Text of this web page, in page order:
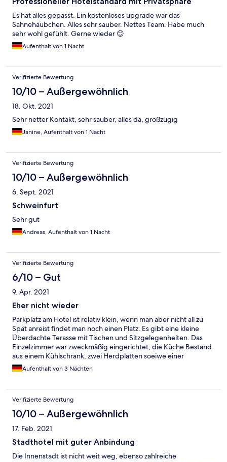
Es hat alles gepasst. Ein kostenloses upgrade war das
Sahnehäubchen. Alles sehr sauber. Nettes Team. Habe much
sehr wohl gefühlt. Gerne wieder 😊
Aufenthalt von 1 Nacht
Verifizierte Bewertung
10/10 – Außergewöhnlich
18. Okt. 2021
Sehr netter Kontakt, sehr sauber, alles da, großzügig
Janine, Aufenthalt von 1 Nacht
Verifizierte Bewertung
10/10 – Außergewöhnlich
6. Sept. 2021
Schweinfurt
Sehr gut
Andreas, Aufenthalt von 1 Nacht
Verifizierte Bewertung
6/10 – Gut
9. Apr. 2021
Eher nicht wieder
Parkplatz am Hotel ist relativ klein, wenn man aber nicht all zu
Spät anreist findet man noch einen Platz. Es gibt eine kleine
Überdachte Terasse mit Tischen und Sitzgelegenheiten. Das
Einzelzimmer war zweckmäßig eingerichtet, die Küche Bestand
aus einem Kühlschrank, zwei Herdplatten soeiwe einer
Mikrowelle. Toaster Wasserkocher sowie Kochutensilien waren
vorhanden. So richtig Premium war das Zimmer nicht. Richtig
den Schrankgriffen oder Fensterbänken, überall war noch
Dreack und Staub. Leider konnte ich hier nicht gut schlafen. Die
Matraze war extrem durchgelegen und sollte dringend
ausgetauscht werden. Mit geöffnetem Fenster kann man auf
Grund des Straßenlärms nicht schlafen. Das Haus war extrem
hellhörig. Jedes Wort aus dem Nachbarzimmer konnte man
verstehen. Morgens brauchte man keinen Wecker, das das
aufschließen und Betätigen der Zimmertüren so extrem laut
Aufenthalt von 3 Nächten
Verifizierte Bewertung
10/10 – Außergewöhnlich
17. Feb. 2021
Stadthotel mit guter Anbindung
Die Innenstadt ist nicht weit weg, ebenso zahlreiche